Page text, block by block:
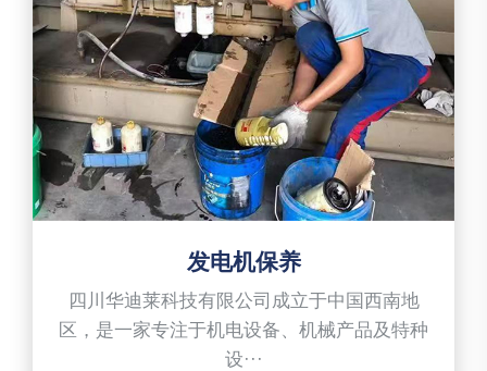
发电机保养
四川华迪莱科技有限公司成立于中国西南地
区，是一家专注于机电设备、机械产品及特种
设···